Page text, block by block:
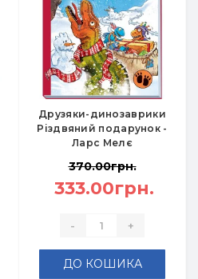
Друзяки-динозаврики
Різдвяний подарунок -
Ларс Мелє
370.00грн.
333.00грн.
- +
ДО КОШИКА